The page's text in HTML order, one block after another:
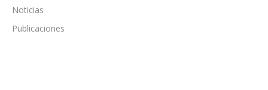
Noticias
Publicaciones